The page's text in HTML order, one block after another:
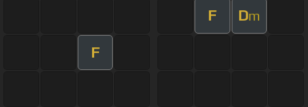
F Dm
F